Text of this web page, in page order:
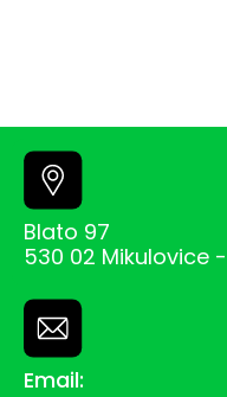
Blato 97
530 02 Mikulovice
Email: